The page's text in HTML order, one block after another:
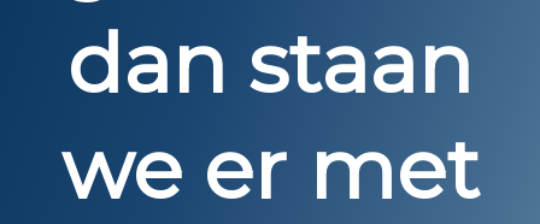
dan staan
we er met